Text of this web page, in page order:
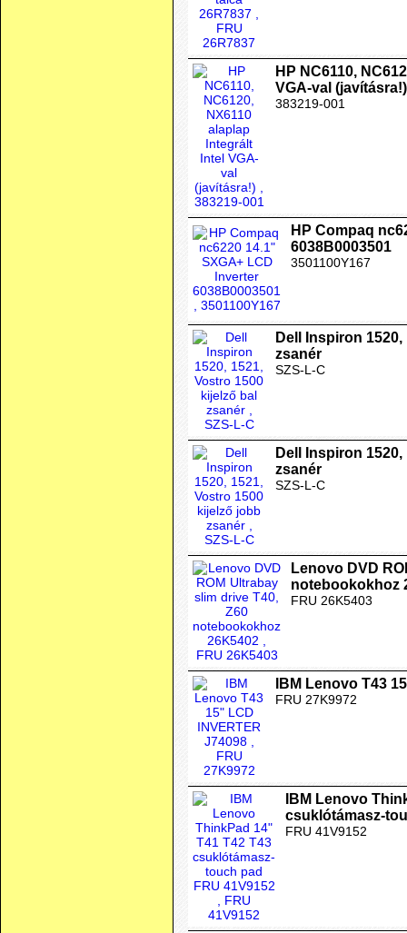
HP NC6110,
VGA-val (javításra!)
383219-001
HP Compaq
6038B0003501
3501100Y167
Dell Inspiron
zsanér
SZS-L-C
Dell Inspiron
zsanér
SZS-L-C
Lenovo DVD
notebookokhoz
FRU 26K5403
IBM Lenovo T43
FRU 27K9972
IBM Lenovo
csuklótámasz-
FRU 41V9152